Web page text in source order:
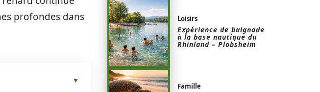
profondes dans
Loisirs
Expérience de baignade
à la base nautique du
Rhinland – Plobsheim
Famille